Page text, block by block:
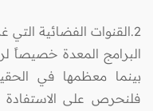
2.القنوات الفضائية التي
البرامج المعدة خصيصاً
بينما معظمها في
فلنحرص على الاستفادة